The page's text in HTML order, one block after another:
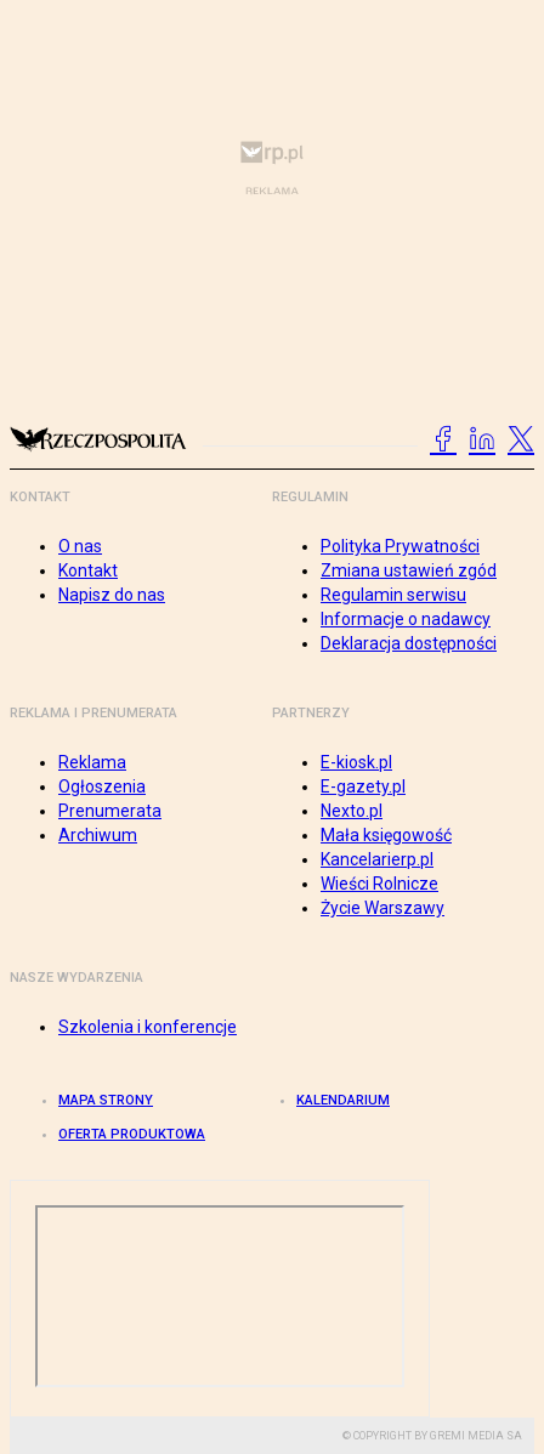
KONTAKT
O nas
Kontakt
Napisz do nas
REGULAMIN
Polityka Prywatności
Zmiana ustawień zgód
Regulamin serwisu
Informacje o nadawcy
Deklaracja dostępności
REKLAMA I PRENUMERATA
Reklama
Ogłoszenia
Prenumerata
Archiwum
PARTNERZY
E-kiosk.pl
E-gazety.pl
Nexto.pl
Mała księgowość
Kancelarierp.pl
Wieści Rolnicze
Życie Warszawy
NASZE WYDARZENIA
Szkolenia i konferencje
MAPA STRONY KALENDARIUM
OFERTA PRODUKTOWA
© COPYRIGHT BY GREMI MEDIA SA